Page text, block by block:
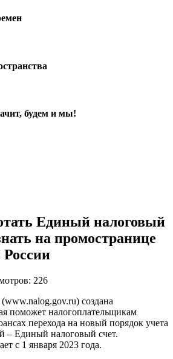
будем и мы!
Единый налоговый
на промостранице
226
создана
поможет налогоплательщикам
перехода на новый порядок учета
– Единый налоговый счет.
с 1 января 2023 года.